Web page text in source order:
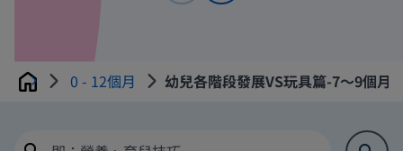
Home 0 - 12個月 幼兒各階段發展VS玩具篇-7～9個月